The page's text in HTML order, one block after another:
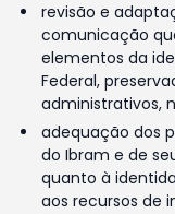
revisão e
comunicação
elementos da
Federal,
administrativos,
adequação dos
do Ibram e de
quanto à
aos recursos de